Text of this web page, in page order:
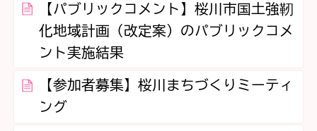
【パブリックコメント】桜川市国土強靭
化地域計画（改定案）のパブリックコメ
ント実施結果
【参加者募集】桜川まちづくりミーティ
ング